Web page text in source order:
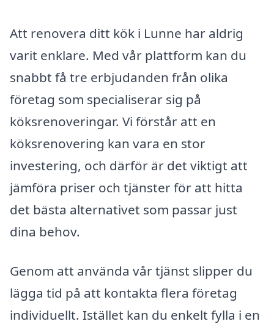
Att renovera ditt kök i Lunne har aldrig
varit enklare. Med vår plattform kan du
snabbt få tre erbjudanden från olika
företag som specialiserar sig på
köksrenoveringar. Vi förstår att en
köksrenovering kan vara en stor
investering, och därför är det viktigt att
jämföra priser och tjänster för att hitta
det bästa alternativet som passar just
dina behov.
Genom att använda vår tjänst slipper du
lägga tid på att kontakta flera företag
individuellt. Istället kan du enkelt fylla i en